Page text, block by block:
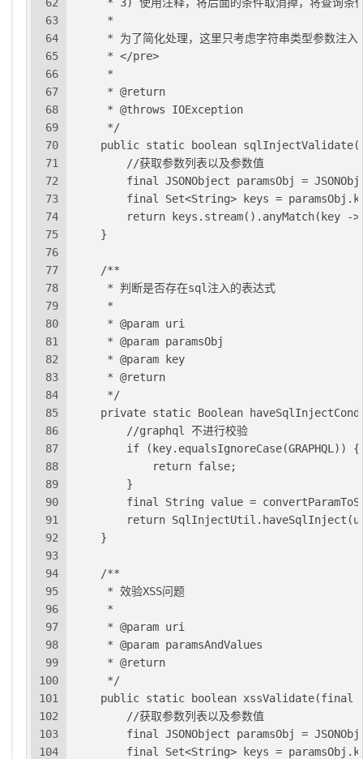
63
64
65
66
67
68
69
70
71
72
73
74
75
76
77
78
79
80
81
82
83
84
85
86
87
88
89
90
91
92
93
94
95
96
97
98
99
100
101
102
103
104
     *
* 为了简化处理，这里只考虑字符串类型参数注
     * </pre>
     *
     * @return
     * @throws IOException
     */
public static boolean
        //获取参数列表以及参数值
final JSONObject paramsObj =
final Set<String> keys =
return keys.stream().anyMatch(key -
    }
    /**
     * 判断是否存在sql注入的表达式
     *
     * @param uri
     * @param paramsObj
     * @param key
     * @return
     */
private static Boolean
        //graphql 不进行校验
        if (key.equalsIgnoreCase(GRAPHQL)) {
            return false;
        }
final String value =
return
    }
    /**
     * 效验XSS问题
     *
     * @param uri
     * @param paramsAndValues
     * @return
     */
public static boolean xssValidate(final
        //获取参数列表以及参数值
final JSONObject paramsObj =
final Set<String> keys =